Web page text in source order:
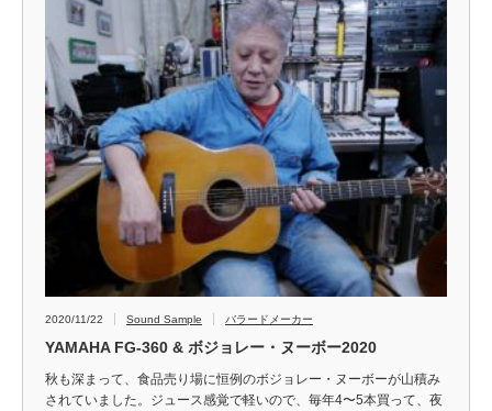
2020/11/22 Sound Sample バラードメーカー
YAMAHA FG-360 & ボジョレー・ヌーボー2020
秋も深まって、食品売り場に恒例のボジョレー・ヌーボーが山積み
されていました。ジュース感覚で軽いので、毎年4〜5本買って、夜